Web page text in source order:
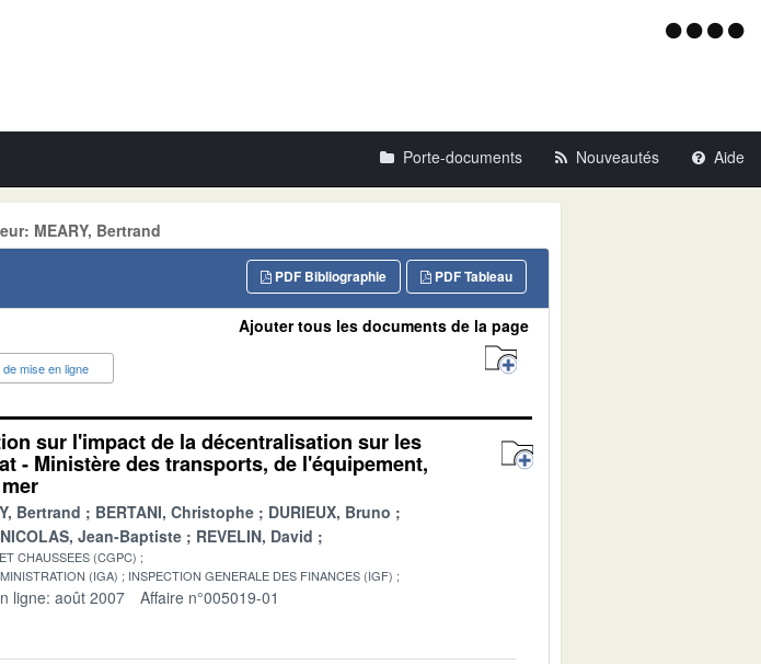
Menu
Porte-documents Nouveautés Aide
MEARY, Bertrand
PDF Tableau
PDF Bibliographie
de mise en ligne
Ajouter tous les documents de la page
sur l'impact de la décentralisation sur les
- Ministère des transports, de l'équipement,
Bertrand BERTANI, Christophe
DURIEUX, Bruno
NICOLAS, Jean-Baptiste REVELIN, David
CHAUSSEES (CGPC)
(IGA)
INSPECTION GENERALE DES FINANCES (IGF)
ligne: août 2007 Affaire n°005019-01